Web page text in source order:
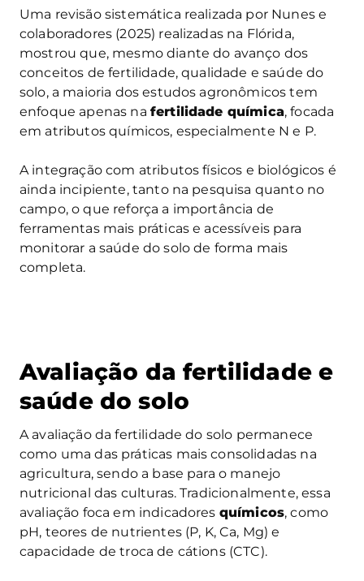
Uma revisão sistemática realizada por Nunes e
colaboradores (2025) realizadas na Flórida,
mostrou que, mesmo diante do avanço dos
conceitos de fertilidade, qualidade e saúde do
solo, a maioria dos estudos agronômicos tem
enfoque apenas na fertilidade química, focada
em atributos químicos, especialmente N e P.
A integração com atributos físicos e biológicos é
ainda incipiente, tanto na pesquisa quanto no
campo, o que reforça a importância de
ferramentas mais práticas e acessíveis para
monitorar a saúde do solo de forma mais
completa.
Avaliação da fertilidade e
saúde do solo
A avaliação da fertilidade do solo permanece
como uma das práticas mais consolidadas na
agricultura, sendo a base para o manejo
nutricional das culturas. Tradicionalmente, essa
avaliação foca em indicadores químicos, como
pH, teores de nutrientes (P, K, Ca, Mg) e
capacidade de troca de cátions (CTC).